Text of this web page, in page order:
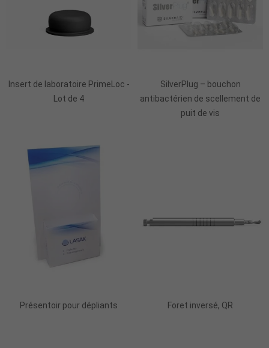
Insert de laboratoire PrimeLoc -
Lot de 4
SilverPlug – bouchon
antibactérien de scellement de
puit de vis
Présentoir pour dépliants Foret inversé, QR